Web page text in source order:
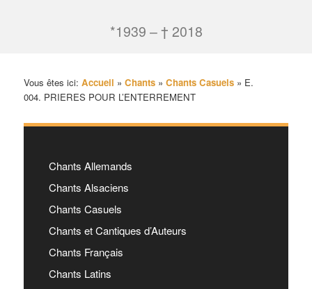
*1939 – † 2018
Vous êtes ici:Accueil »Chants »Chants Casuels » E.
004. PRIERES POUR L’ENTERREMENT
Chants Allemands
Chants Alsaciens
Chants Casuels
Chants et Cantiques d’Auteurs
Chants Français
Chants Latins